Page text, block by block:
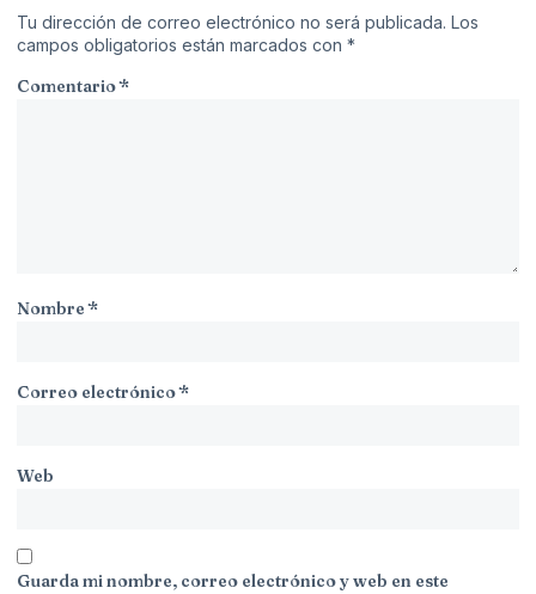
Tu dirección de correo electrónico no será publicada. Los
campos obligatorios están marcados con *
Comentario*
Nombre*
Correo electrónico*
Web
Guarda mi nombre, correo electrónico y web en este